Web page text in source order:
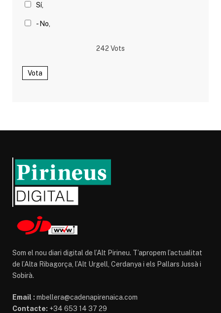
Sí,
- No,
242 Vots
Vota
Som el nou diari digital de l’Alt Pirineu. T’apropem l’actualitat
de l’Alta Ribagorça, l’Alt Urgell, Cerdanya i els Pallars Jussà i
Sobirà.
Email : mbellera@cadenapirenaica.com
Contacte: +34 653 14 37 29